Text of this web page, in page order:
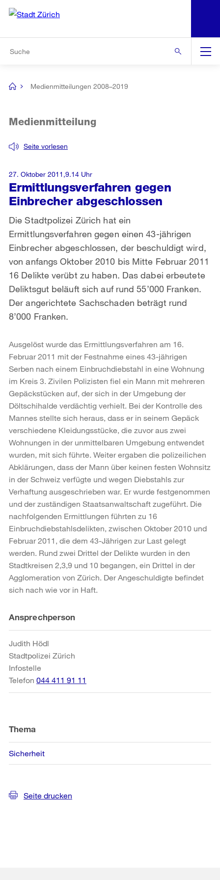
Navigation
[no
Medienmitteilungen 2008–2019
Ermittlungsverfahren gegen
Einbrecher abgeschlossen
Seite vorlesen
Medienmitteilung
Die Stadtpolizei Zürich hat ein
Ermittlungsverfahren gegen einen 43-jährigen
Einbrecher abgeschlossen, der beschuldigt wird,
von anfangs Oktober 2010 bis Mitte Februar 2011
16 Delikte verübt zu haben. Das dabei erbeutete
Deliktsgut beläuft sich auf rund 55’000 Franken.
Der angerichtete Sachschaden beträgt rund
8’000 Franken.
27. Oktober 2011,9.14 Uhr
Ausgelöst wurde das Ermittlungsverfahren am 16.
Februar 2011 mit der Festnahme eines 43-jährigen
Serben nach einem Einbruchdiebstahl in eine Wohnung
im Kreis 3. Zivilen Polizisten fiel ein Mann mit mehreren
Gepäckstücken auf, der sich in der Umgebung der
Döltschihalde verdächtig verhielt. Bei der Kontrolle des
Mannes stellte sich heraus, dass er in seinem Gepäck
verschiedene Kleidungsstücke, die zuvor aus zwei
Wohnungen in der unmittelbaren Umgebung entwendet
wurden, mit sich führte. Weiter ergaben die polizeilichen
Abklärungen, dass der Mann über keinen festen Wohnsitz
in der Schweiz verfügte und wegen Diebstahls zur
Verhaftung ausgeschrieben war. Er wurde festgenommen
und der zuständigen Staatsanwaltschaft zugeführt. Die
nachfolgenden Ermittlungen führten zu 16
Einbruchdiebstahlsdelikten, zwischen Oktober 2010 und
Februar 2011, die dem 43-Jährigen zur Last gelegt
werden. Rund zwei Drittel der Delikte wurden in den
Stadtkreisen 2,3,9 und 10 begangen, ein Drittel in der
Agglomeration von Zürich. Der Angeschuldigte befindet
sich nach wie vor in Haft.
Weitere
Informationen
Ansprechperson
Judith Hödl
Stadtpolizei Zürich
Infostelle
Telefon 044 411 91 11
Thema
Sicherheit
Seite drucken